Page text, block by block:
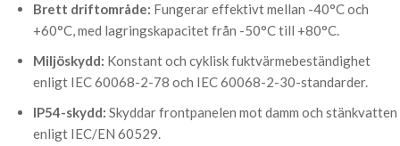
Brett driftområde: Fungerar effektivt mellan -40°C och
+60°C, med lagringskapacitet från -50°C till +80°C.
Miljöskydd: Konstant och cyklisk fuktvärmebeständighet
enligt IEC 60068-2-78 och IEC 60068-2-30-standarder.
IP54-skydd: Skyddar frontpanelen mot damm och stänkvatten
enligt IEC/EN 60529.